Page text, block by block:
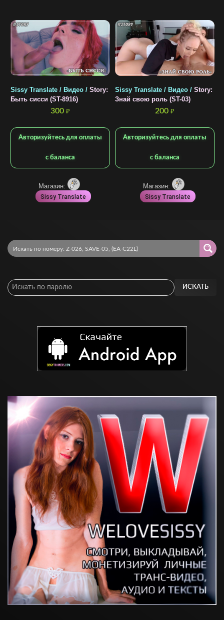
Sissy Translate / Видео / Story:
Быть сисси (ST-8916)
300 ₽
Авторизуйтесь для оплаты
с баланса
Магазин:
Sissy Translate
Sissy Translate / Видео / Story:
Знай свою роль (ST-03)
200 ₽
Авторизуйтесь для оплаты
с баланса
Магазин:
Sissy Translate
ИСКАТЬ